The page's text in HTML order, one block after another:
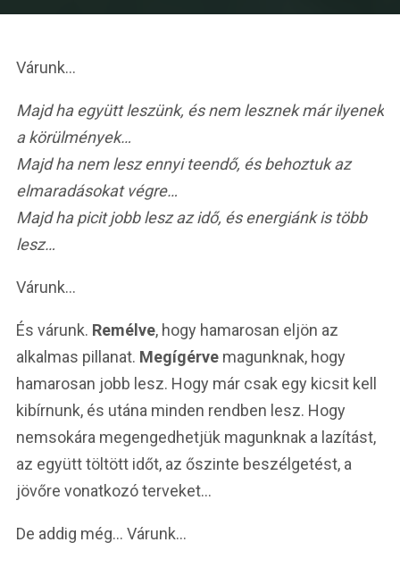
Várunk…
Majd ha együtt leszünk, és nem lesznek már ilyenek
a körülmények…
Majd ha nem lesz ennyi teendő, és behoztuk az
elmaradásokat végre…
Majd ha picit jobb lesz az idő, és energiánk is több
lesz…
Várunk…
És várunk. Remélve, hogy hamarosan eljön az
alkalmas pillanat. Megígérve magunknak, hogy
hamarosan jobb lesz. Hogy már csak egy kicsit kell
kibírnunk, és utána minden rendben lesz. Hogy
nemsokára megengedhetjük magunknak a lazítást,
az együtt töltött időt, az őszinte beszélgetést, a
jövőre vonatkozó terveket…
De addig még… Várunk…